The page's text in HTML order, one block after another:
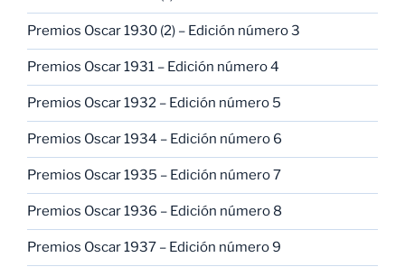
Premios Oscar 1930 (2) – Edición número 3
Premios Oscar 1931 – Edición número 4
Premios Oscar 1932 – Edición número 5
Premios Oscar 1934 – Edición número 6
Premios Oscar 1935 – Edición número 7
Premios Oscar 1936 – Edición número 8
Premios Oscar 1937 – Edición número 9